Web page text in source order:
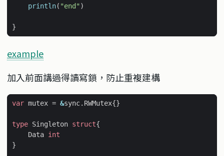
println( "end")
}
example
加入前面講過得讀寫鎖，防止重複建構
var mutex = &sync. RWMutex{}
type Singleton struct{
Data int
}